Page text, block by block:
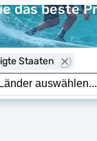
das beste
Staaten